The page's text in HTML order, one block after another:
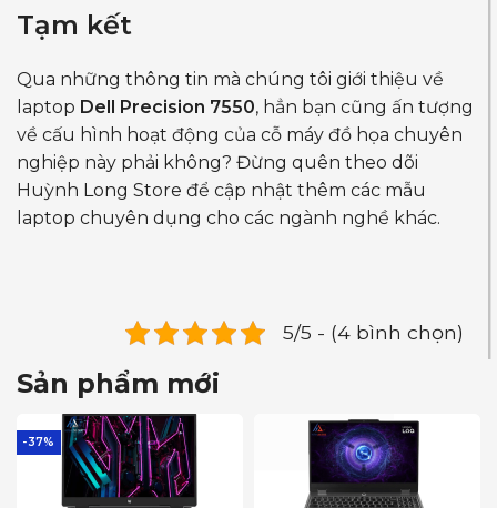
Tạm kết
Qua những thông tin mà chúng tôi giới thiệu về
laptop Dell Precision 7550, hẳn bạn cũng ấn tượng
về cấu hình hoạt động của cỗ máy đồ họa chuyên
nghiệp này phải không? Đừng quên theo dõi
Huỳnh Long Store để cập nhật thêm các mẫu
laptop chuyên dụng cho các ngành nghề khác.
5/5 - (4 bình chọn)
Sản phẩm mới
-37%